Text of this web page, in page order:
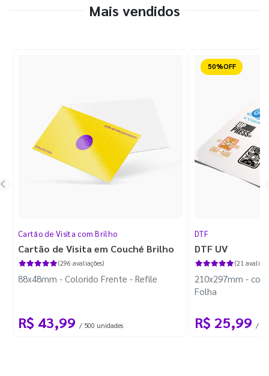
Mais vendidos
Cartão de Visita com Brilho
Cartão de Visita em Couché Brilho
(296 avaliações)
88x48mm - Colorido Frente - Refile
R$ 43,99 / 500 unidades
Reduzido
DTF
DTF UV
(21
210x297mm -
Folha
R$ 25,99 / 1